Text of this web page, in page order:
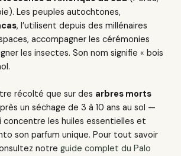
Les peuples autochtones,
, l’utilisent depuis des millénaires
accompagner les cérémonies
les insectes. Son nom signifie « bois
récolté que sur des arbres morts
un séchage de 3 à 10 ans au sol —
concentre les huiles essentielles et
son parfum unique. Pour tout savoir
notreguide complet du Palo